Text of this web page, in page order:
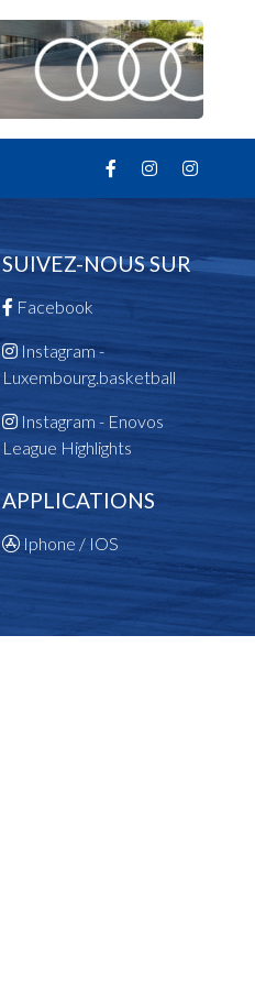
SUIVEZ-NOUS SUR
Facebook
Instagram -
Luxembourg.basketball
Instagram - Enovos
League Highlights
APPLICATIONS
Iphone / IOS